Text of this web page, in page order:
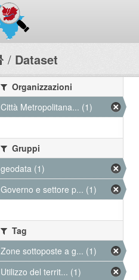
Dataset
Organizzazioni
Città Metropolitana... (1)
Gruppi
geodata (1)
Governo e settore p... (1)
Tag
Zone sottoposte a g... (1)
Utilizzo del territ... (1)